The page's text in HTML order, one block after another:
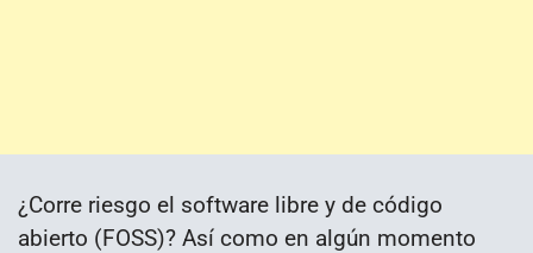
¿Corre riesgo el software libre y de código
abierto (FOSS)? Así como en algún momento